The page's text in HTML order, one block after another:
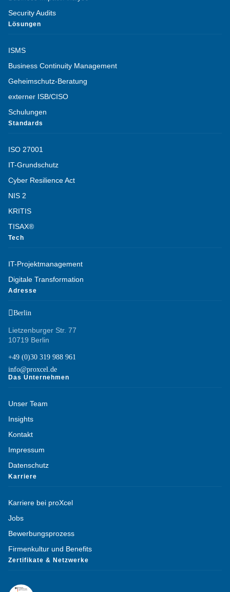
Security Audits
Lösungen
ISMS
Business Continuity Management
Geheimschutz-Beratung
externer ISB/CISO
Schulungen
Standards
ISO 27001
IT-Grundschutz
Cyber Resilience Act
NIS 2
KRITIS
TISAX®
Tech
IT-Projektmanagement
Digitale Transformation
Adresse
Berlin
Lietzenburger Str. 77
10719 Berlin
+49 (0)30 319 988 961
info@proxcel.de
Das Unternehmen
Unser Team
Insights
Kontakt
Impressum
Datenschutz
Karriere
Karriere bei proXcel
Jobs
Bewerbungsprozess
Firmenkultur und Benefits
Zertifikate & Netzwerke